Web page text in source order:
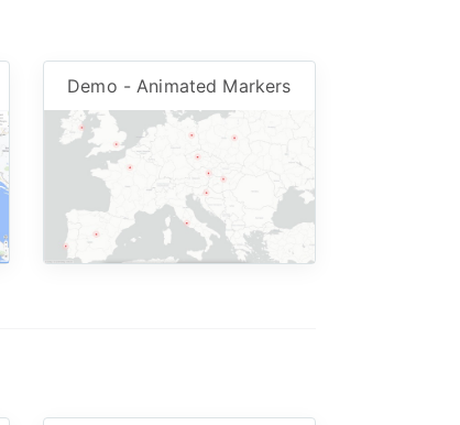
Demo - Animated Markers